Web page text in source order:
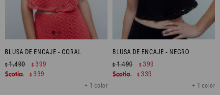
BLUSA DE ENCAJE - CORAL
+ 1 color
$1.490 $ 399
$ 339
BLUSA DE ENCAJE - NEGRO
+ 1 color
$1.490 $ 399
$ 339